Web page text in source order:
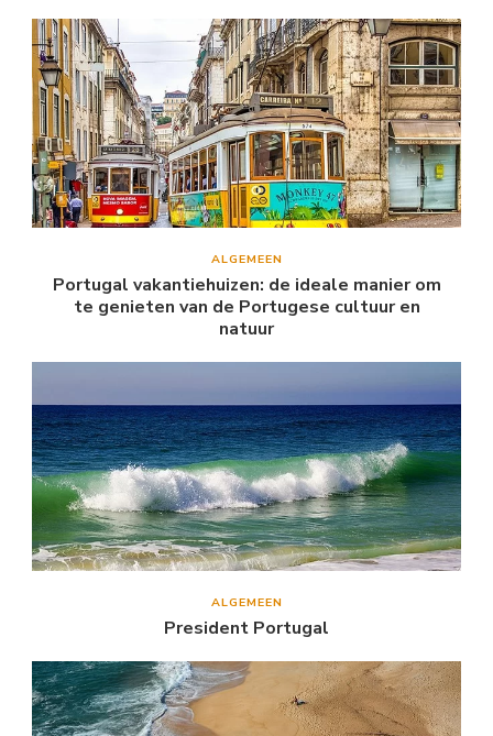
ALGEMEEN
Portugal vakantiehuizen: de ideale manier om
te genieten van de Portugese cultuur en
natuur
ALGEMEEN
President Portugal